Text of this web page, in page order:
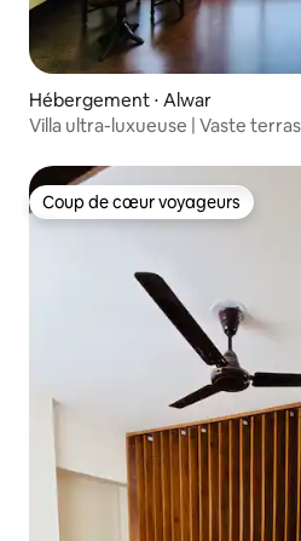
Hébergement ⋅ Alwar
Villa ultra-luxueuse | Vaste
Coup de cœur voyageurs
Coup de cœur voyageurs